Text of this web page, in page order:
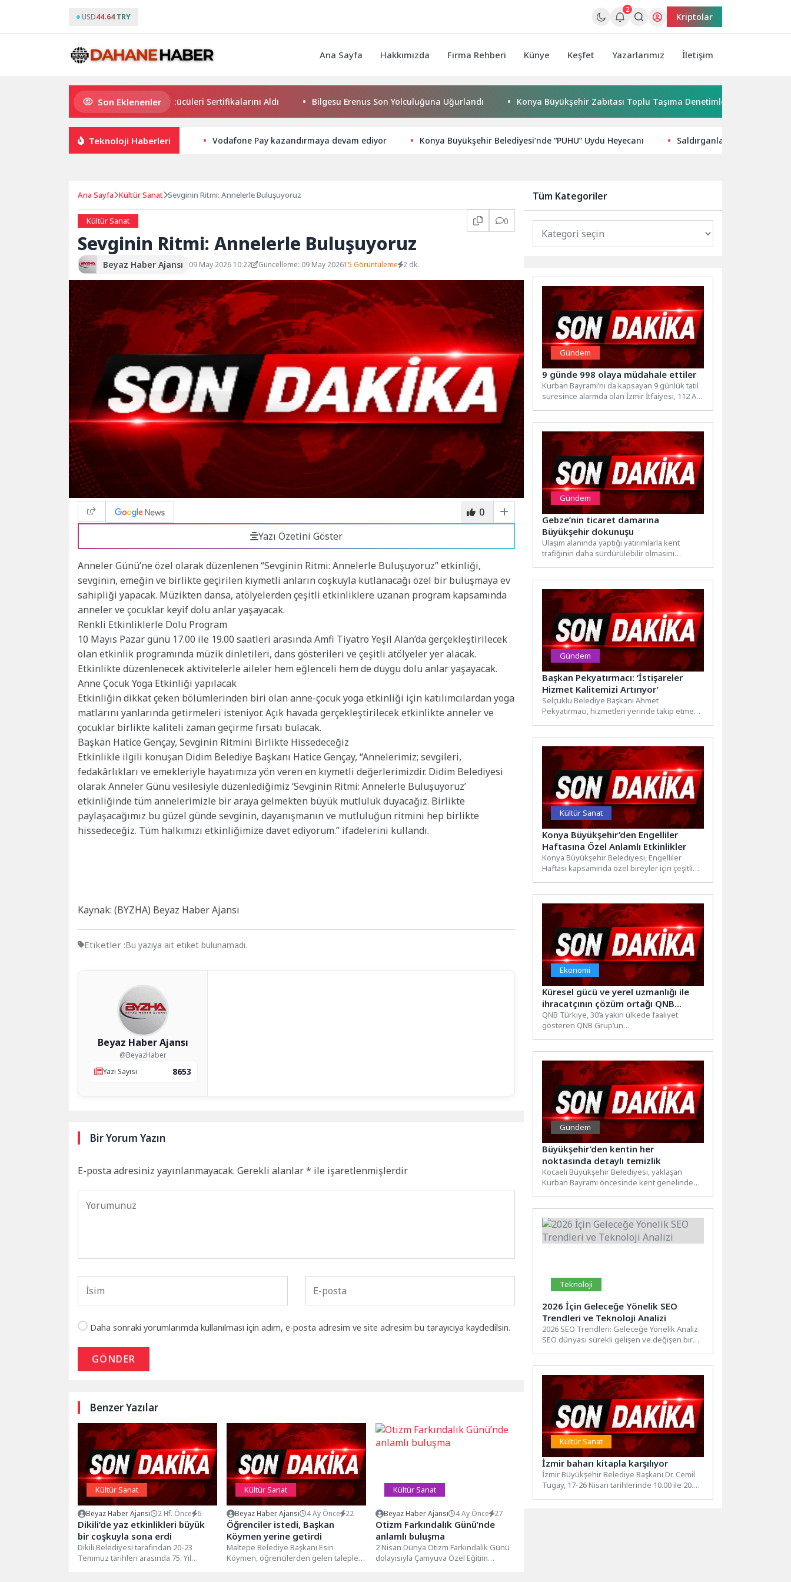
USD44.64 TRY
2
Kriptolar
Ana Sayfa Hakkımızda Firma Rehberi Künye Keşfet Yazarlarımız İletişim
Son Eklenenler
Osmangazi’de Geleceğin Yüzücüleri Sertifikalarını Aldı Bilgesu Erenus Son Yolculuğuna Uğurlandı Konya Büyükşehir Zabıtası Toplu Taşıma Denetimlerini Sürdürüyor
Teknoloji Haberleri Vodafone Pay kazandırmaya devam ediyor Konya Büyükşehir Belediyesi’nde “PUHU” Uydu Heyecanı Saldırganlar yayılma
Ana Sayfa Kültür Sanat Sevginin Ritmi: Annelerle Buluşuyoruz
Kültür Sanat 0
Sevginin Ritmi: Annelerle Buluşuyoruz
Beyaz Haber Ajansı 09 May 2026 10:22 Güncelleme: 09 May 202615 Görüntüleme 2 dk.
0
Yazı Özetini Göster
Anneler Günü’ne özel olarak düzenlenen “Sevginin Ritmi: Annelerle Buluşuyoruz” etkinliği,
sevginin, emeğin ve birlikte geçirilen kıymetli anların coşkuyla kutlanacağı özel bir buluşmaya ev
sahipliği yapacak. Müzikten dansa, atölyelerden çeşitli etkinliklere uzanan program kapsamında
anneler ve çocuklar keyif dolu anlar yaşayacak.
Renkli Etkinliklerle Dolu Program
10 Mayıs Pazar günü 17.00 ile 19.00 saatleri arasında Amfi Tiyatro Yeşil Alan’da gerçekleştirilecek
olan etkinlik programında müzik dinletileri, dans gösterileri ve çeşitli atölyeler yer alacak.
Etkinlikte düzenlenecek aktivitelerle aileler hem eğlenceli hem de duygu dolu anlar yaşayacak.
Anne Çocuk Yoga Etkinliği yapılacak
Etkinliğin dikkat çeken bölümlerinden biri olan anne-çocuk yoga etkinliği için katılımcılardan yoga
matlarını yanlarında getirmeleri isteniyor. Açık havada gerçekleştirilecek etkinlikte anneler ve
çocuklar birlikte kaliteli zaman geçirme fırsatı bulacak.
Başkan Hatice Gençay, Sevginin Ritmini Birlikte Hissedeceğiz
Etkinlikle ilgili konuşan Didim Belediye Başkanı Hatice Gençay, “Annelerimiz; sevgileri,
fedakârlıkları ve emekleriyle hayatımıza yön veren en kıymetli değerlerimizdir. Didim Belediyesi
olarak Anneler Günü vesilesiyle düzenlediğimiz ‘Sevginin Ritmi: Annelerle Buluşuyoruz’
etkinliğinde tüm annelerimizle bir araya gelmekten büyük mutluluk duyacağız. Birlikte
paylaşacağımız bu güzel günde sevginin, dayanışmanın ve mutluluğun ritmini hep birlikte
hissedeceğiz. Tüm halkımızı etkinliğimize davet ediyorum.” ifadelerini kullandı.
Kaynak: (BYZHA) Beyaz Haber Ajansı
Etiketler :Bu yazıya ait etiket bulunamadı.
Beyaz Haber Ajansı
@BeyazHaber
Yazı Sayısı
8653
Bir Yorum Yazın
E-posta adresiniz yayınlanmayacak. Gerekli alanlar* ile işaretlenmişlerdir
Daha sonraki yorumlarımda kullanılması için adım, e-posta adresim ve site adresim bu tarayıcıya kaydedilsin.
GÖNDER
Benzer Yazılar
Kültür Sanat
Beyaz Haber Ajansı 2 Hf. Önce 6
Dikili’de yaz etkinlikleri büyük
bir coşkuyla sona erdi
Dikili Belediyesi tarafından 20-23
Temmuz tarihleri arasında 75. Yıl
Kültür Sanat
Beyaz Haber Ajansı 4 Ay Önce 22
Öğrenciler istedi, Başkan
Köymen yerine getirdi
Maltepe Belediye Başkanı Esin
Köymen, öğrencilerden gelen talepler
Kültür Sanat
Beyaz Haber Ajansı 4 Ay Önce 27
Otizm Farkındalık Günü’nde
anlamlı buluşma
2 Nisan Dünya Otizm Farkındalık Günü
dolayısıyla Çamyuva Özel Eğitim
Tüm Kategoriler
Gündem
9 günde 998 olaya müdahale ettiler
Kurban Bayramı’nı da kapsayan 9 günlük tatil
süresince alarmda olan İzmir İtfaiyesi, 112 Acil
Gündem
Gebze’nin ticaret damarına
Büyükşehir dokunuşu
Ulaşım alanında yaptığı yatırımlarla kent
trafiğinin daha sürdürülebilir olmasını
Gündem
Başkan Pekyatırmacı: ‘İstişareler
Hizmet Kalitemizi Artırıyor’
Selçuklu Belediye Başkanı Ahmet
Pekyatırmacı, hizmetleri yerinde takip etmek
Kültür Sanat
Konya Büyükşehir’den Engelliler
Haftasına Özel Anlamlı Etkinlikler
Konya Büyükşehir Belediyesi, Engelliler
Haftası kapsamında özel bireyler için çeşitli
Ekonomi
Küresel gücü ve yerel uzmanlığı ile
ihracatçının çözüm ortağı QNB
Türkiye’den yeni uygulama
QNB Türkiye, 30’a yakın ülkede faaliyet
gösteren QNB Grup’un
Gündem
Büyükşehir’den kentin her
noktasında detaylı temizlik
Kocaeli Büyükşehir Belediyesi, yaklaşan
Kurban Bayramı öncesinde kent genelinde
Teknoloji
2026 İçin Geleceğe Yönelik SEO
Trendleri ve Teknoloji Analizi
2026 SEO Trendleri: Geleceğe Yönelik Analiz
SEO dünyası sürekli gelişen ve değişen bir
Kültür Sanat
İzmir baharı kitapla karşılıyor
İzmir Büyükşehir Belediye Başkanı Dr. Cemil
Tugay, 17-26 Nisan tarihlerinde 10.00 ile 20.00